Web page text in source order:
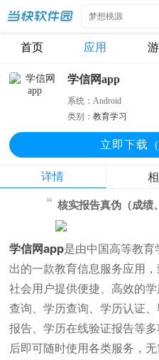
首页 应用
学信网app
系统：Android
类别：教育学习
立即下载
详情
核实报告真伪（成绩
学信网app是由中国高等教
出的一款教育信息服务应用
社会用户提供便捷、高效的
查询、学历查询、学历认证
报告、学历在线验证报告等
后即可随时使用各类服务，